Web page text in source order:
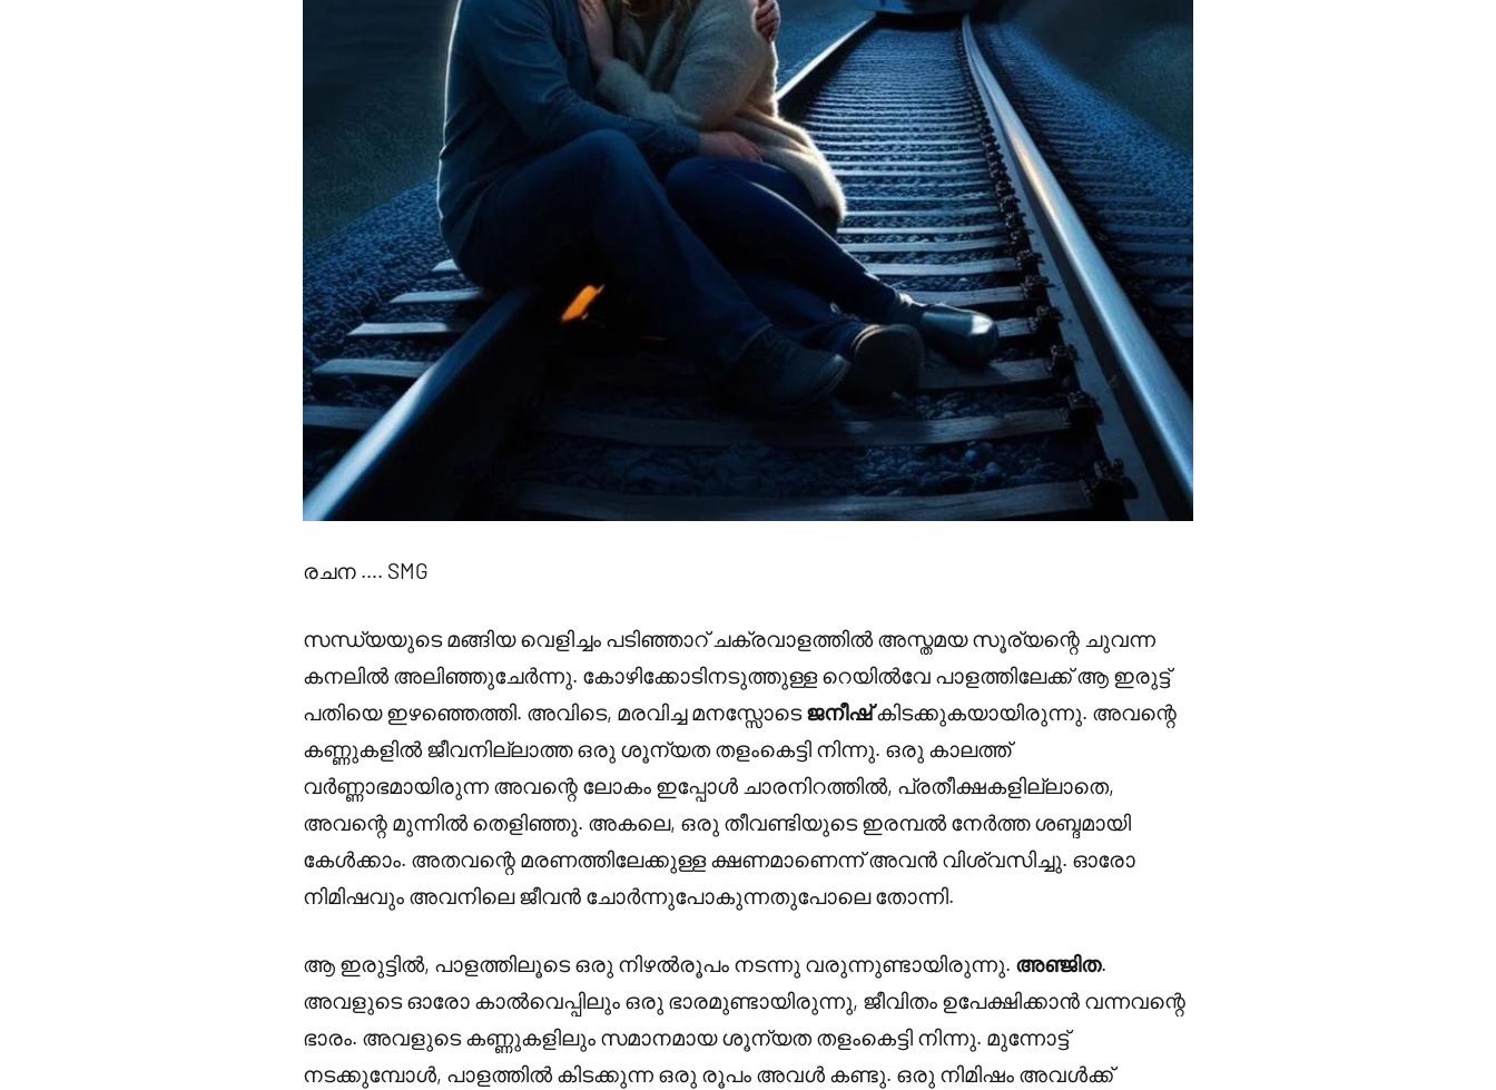
രചന …. SMG
സന്ധ്യയുടെ മങ്ങിയ വെളിച്ചം പടിഞ്ഞാറ് ചക്രവാളത്തിൽ അസ്തമയ സൂര്യന്റെ ചുവന്ന
കനലിൽ അലിഞ്ഞുചേർന്നു. കോഴിക്കോടിനടുത്തുള്ള റെയിൽവേ പാളത്തിലേക്ക് ആ ഇരുട്ട്
പതിയെ ഇഴഞ്ഞെത്തി. അവിടെ, മരവിച്ച മനസ്സോടെജനീഷ്കിടക്കുകയായിരുന്നു. അവന്റെ
കണ്ണുകളിൽ ജീവനില്ലാത്ത ഒരു ശൂന്യത തളംകെട്ടി നിന്നു. ഒരു കാലത്ത്
വർണ്ണാഭമായിരുന്ന അവന്റെ ലോകം ഇപ്പോൾ ചാരനിറത്തിൽ, പ്രതീക്ഷകളില്ലാതെ,
അവന്റെ മുന്നിൽ തെളിഞ്ഞു. അകലെ, ഒരു തീവണ്ടിയുടെ ഇരമ്പൽ നേർത്ത ശബ്ദമായി
കേൾക്കാം. അതവന്റെ മരണത്തിലേക്കുള്ള ക്ഷണമാണെന്ന് അവൻ വിശ്വസിച്ചു. ഓരോ
നിമിഷവും അവനിലെ ജീവൻ ചോർന്നുപോകുന്നതുപോലെ തോന്നി.
ആ ഇരുട്ടിൽ, പാളത്തിലൂടെ ഒരു നിഴൽരൂപം നടന്നു വരുന്നുണ്ടായിരുന്നു. അഞ്ജിത.
അവളുടെ ഓരോ കാൽവെപ്പിലും ഒരു ഭാരമുണ്ടായിരുന്നു, ജീവിതം ഉപേക്ഷിക്കാൻ വന്നവന്റെ
ഭാരം. അവളുടെ കണ്ണുകളിലും സമാനമായ ശൂന്യത തളംകെട്ടി നിന്നു. മുന്നോട്ട്
നടക്കുമ്പോൾ, പാളത്തിൽ കിടക്കുന്ന ഒരു രൂപം അവൾ കണ്ടു. ഒരു നിമിഷം അവൾക്ക്